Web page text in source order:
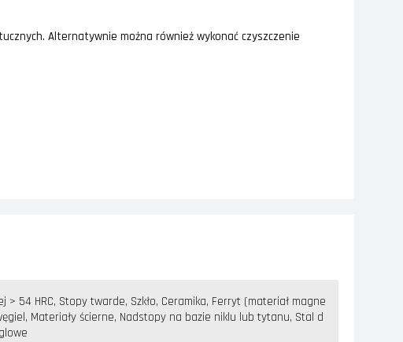
Alternatywnie można również wykonać czyszczenie
> 54 HRC, Stopy twarde, Szkło, Ceramika, Ferryt (materiał magne
Materiały ścierne, Nadstopy na bazie niklu lub tytanu, Stal d